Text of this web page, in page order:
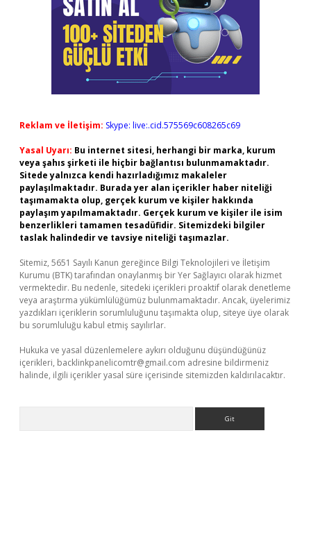
Reklam ve İletişim: Skype: live:.cid.575569c608265c69
Yasal Uyarı: Bu internet sitesi, herhangi bir marka, kurum
veya şahıs şirketi ile hiçbir bağlantısı bulunmamaktadır.
Sitede yalnızca kendi hazırladığımız makaleler
paylaşılmaktadır. Burada yer alan içerikler haber niteliği
taşımamakta olup, gerçek kurum ve kişiler hakkında
paylaşım yapılmamaktadır. Gerçek kurum ve kişiler ile isim
benzerlikleri tamamen tesadüfidir. Sitemizdeki bilgiler
taslak halindedir ve tavsiye niteliği taşımazlar.
Sitemiz, 5651 Sayılı Kanun gereğince Bilgi Teknolojileri ve İletişim
Kurumu (BTK) tarafından onaylanmış bir Yer Sağlayıcı olarak hizmet
vermektedir. Bu nedenle, sitedeki içerikleri proaktif olarak denetleme
veya araştırma yükümlülüğümüz bulunmamaktadır. Ancak, üyelerimiz
yazdıkları içeriklerin sorumluluğunu taşımakta olup, siteye üye olarak
bu sorumluluğu kabul etmiş sayılırlar.
Hukuka ve yasal düzenlemelere aykırı olduğunu düşündüğünüz
içerikleri, backlinkpanelicomtr@gmail.com adresine bildirmeniz
halinde, ilgili içerikler yasal süre içerisinde sitemizden kaldırılacaktır.